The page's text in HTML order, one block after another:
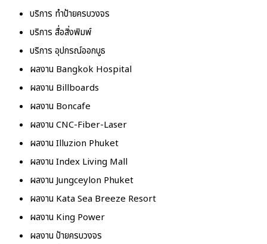
บริการ ทำป้ายครบวงจร
บริการ สื่อสิ่งพิมพ์
บริการ อุปกรณ์ออกบูธ
ผลงาน Bangkok Hospital
ผลงาน Billboards
ผลงาน Boncafe
ผลงาน CNC-Fiber-Laser
ผลงาน Illuzion Phuket
ผลงาน Index Living Mall
ผลงาน Jungceylon Phuket
ผลงาน Kata Sea Breeze Resort
ผลงาน King Power
ผลงาน ป้ายครบวงจร